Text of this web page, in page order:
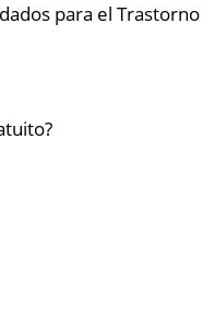
para el Trastorno